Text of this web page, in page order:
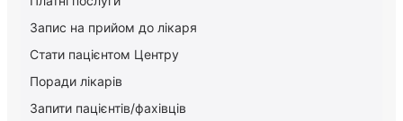
Запис на прийом до лікаря
Стати пацієнтом Центру
Поради лікарів
Запити пацієнтів/фахівців